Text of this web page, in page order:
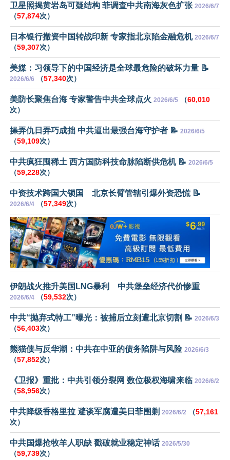
卫星照揭黄岩岛可疑结构 菲调查中共南海灰色扩张 2026/6/7
（57,874次）
日本银行撤资中国转战印新 专家指北京陷金融危机 2026/6/7
（59,307次）
美媒：习领导下的中国经济是全球最危险的破坏力量 📝
2026/6/6 （57,340次）
美防长聚焦台海 专家警告中共全球点火 2026/6/5 （60,010
次）
操弄仇日弄巧成拙 中共逼出最强台海守护者 📝 2026/6/5
（59,109次）
中共疯狂囤稀土 西方国防科技命脉陷断供危机 📝 2026/6/5
（59,228次）
中资技术跨国大锁国 北京长臂管辖引爆外资恐慌 📝
2026/6/4 （57,349次）
伊朗战火推升美国LNG暴利 中共堡垒经济代价惨重
2026/6/4 （59,532次）
中共“抛弃式特工”曝光：被捕后立刻遭北京切割 📝 2026/6/3
（56,403次）
熊猫债与反华潮：中共在中亚的债务陷阱与风险 2026/6/3
（57,852次）
《卫报》重批：中共引领分裂网 数位极权海啸来临 2026/6/2
（58,956次）
中共降级香格里拉 避谈军腐遭美日菲围剿 2026/6/2 （57,161
次）
中共国爆抢牧羊人职缺 戳破就业稳定神话 2026/5/30
（59,739次）